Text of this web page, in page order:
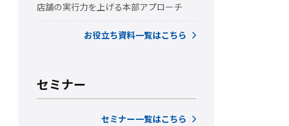
店舗の実行力を上げる本部アプローチ
お役立ち資料一覧はこちら
セミナー
セミナー一覧はこちら